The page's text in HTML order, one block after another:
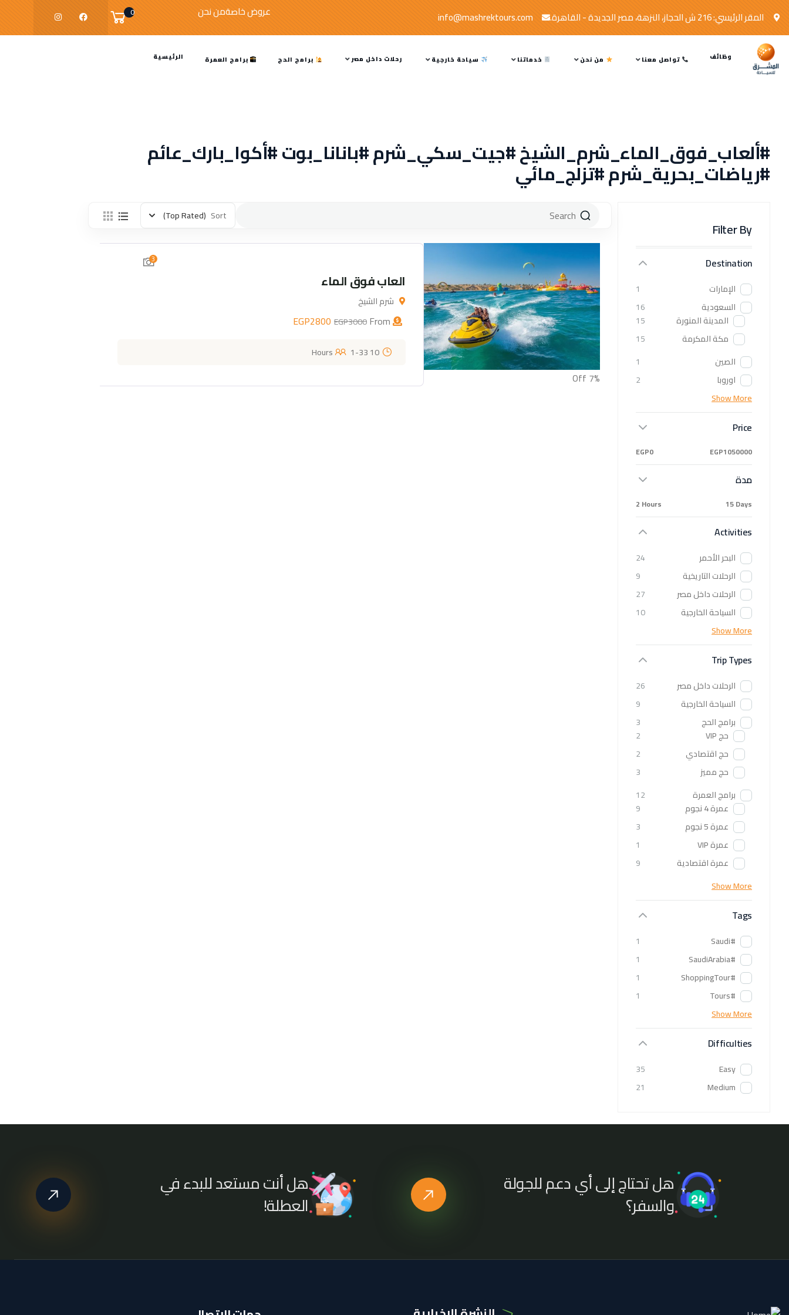
المقر الرئيسي: 216 ش الحجاز، النزهة، مصر الجديدة - القاهرة. info@mashrektours.com عروض خاصةمن نحن 0
الرئيسية برامج العمرة برامج الحج رحلات داخل مصر سياحة خارجية خدماتنا من نحن تواصل معنا وظائف
#ألعاب_فوق_الماء_شرم_الشيخ #جيت_سكي_شرم #بانانا_بوت #أكوا_بارك_عائم
#رياضات_بحرية_شرم #تزلج_مائي
Filter By
Destination
الإمارات
1
السعودية
16
المدينة المنورة
15
مكة المكرمة
15
الصين
1
اوروبا
2
Show More
Price
EGP0 EGP1050000
مدة
2 Hours 15 Days
Activities
البحر الأحمر
24
الرحلات التاريخية
9
الرحلات داخل مصر
27
السياحة الخارجية
10
Show More
Trip Types
الرحلات داخل مصر
26
السياحة الخارجية
9
برامج الحج
3
حج VIP
2
حج اقتصادي
2
حج مميز
3
برامج العمرة
12
عمرة 4 نجوم
9
عمرة 5 نجوم
3
عمرة VIP
1
عمرة اقتصادية
9
Show More
Tags
#Saudi
1
#SaudiArabia
1
#ShoppingTour
1
#Tours
1
Show More
Difficulties
Easy
35
Medium
21
Sort
(Top Rated)
7% Off
3
العاب فوق الماء
شرم الشيخ
EGP2800 EGP3000
10 Hours
1-33
هل تحتاج إلى أي دعم للجولة
والسفر؟
هل أنت مستعد للبدء في
العطلة!